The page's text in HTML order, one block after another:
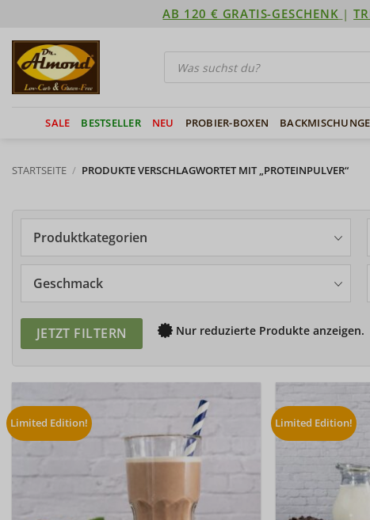
springen
AB 120 € GRATIS-GESCHENK |
Products
search
SALE BESTSELLER NEU PROBIER-BOXEN
STARTSEITE / PRODUKTE VERSCHLAGWORTET MIT „PROTEINPULVER“
Produktkategorien
Geschmack
JETZT FILTERN Nur reduzierte Produkte anzeigen.
Limited Edition! Limited Edition!